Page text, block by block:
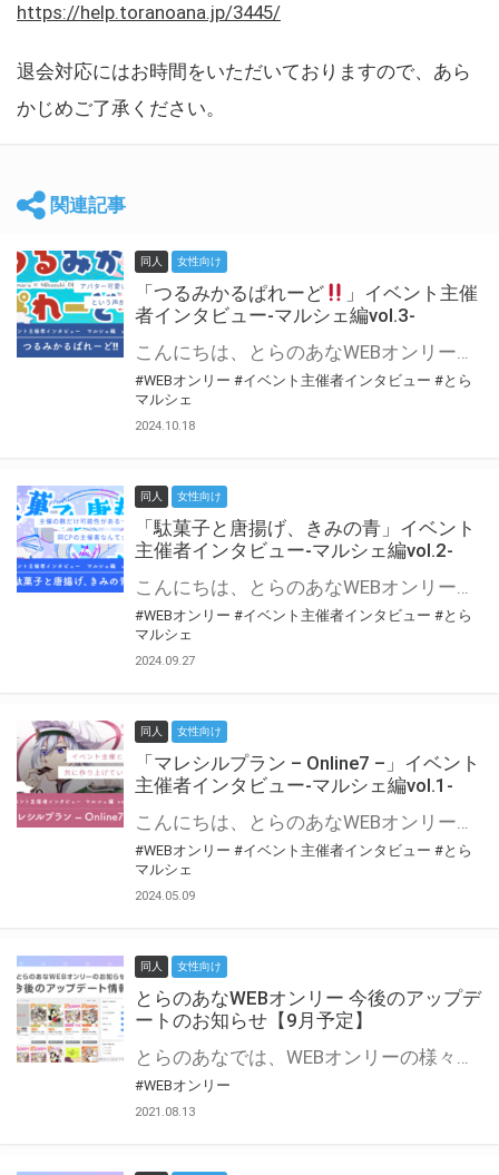
https://help.toranoana.jp/3445/
退会対応にはお時間をいただいておりますので、あら
かじめご了承ください。
関連記事
同人 女性向け
「つるみかるぱれーど
」イベント主催
者インタビュー-マルシェ編vol.3-
こんにちは、とらのあなWEBオンリー運営スタッフです。 新たにお届けする、イベント主催者インタビュー-マルシェ編-は、 とらのあなWEBオンリー「マルシェ」をご利用した主催様に 「マルシェ」を使って開催した感想や心がけをお聞きする企画です。 今回は、WEBオンリー初開催「つるみかるぱれーど
#WEBオンリー #イベント主催者インタビュー #とら
マルシェ
2024.10.18
同人 女性向け
「駄菓子と唐揚げ、きみの青」イベント
主催者インタビュー-マルシェ編vol.2-
こんにちは、とらのあなWEBオンリー運営スタッフです。 新たにお届けする、イベント主催者インタビュー-マルシェ編-は、 とらのあなWEBオンリー「マルシェ」をご利用の主催様に 「マルシェ」を使ってイベントを開催した感想や心がけをお聞きする企画です。 今回は、WEBオンリー初開催「駄菓子と唐揚げ、きみの青」より、 主催のぎこ六屋様にお話を伺いました。 協力：ぎこ六屋様／イベント公式Twitter（@krkgwks） とらのあなWEBオンリー「マルシェ」とは？ WEBオンリーでリアルタイムでコミュニケーションがとれるオンライン会場です。
#WEBオンリー #イベント主催者インタビュー #とら
マルシェ
2024.09.27
同人 女性向け
「マレシルプラン – Online7 –」イベント
主催者インタビュー-マルシェ編vol.1-
こんにちは、とらのあなWEBオンリー運営スタッフです。 新たにお届けする、イベント主催者インタビュー-マルシェ編-は、 とらのあなWEBオンリー「マルシェ」をご利用した主催様に 「マルシェ」を使って開催した感想や心がけをお聞きする企画です。 今回は、WEBオンリー開催7回目迎えた「マレシルプラン – Online7 –」より、 主催の玉川うた様にお話を伺いました。 ▼マレシルプランのインタビュー前回記事 「イベント主催者インタビュー vol.6」はこちら 協力：玉川うた様（マレシルプラン実行委員会 代表）／イベント公式Twitter（@mallesil_plan） とらのあなWEBオンリー「マルシェ」とは？ WEBオンリーでリアルタイムでコミュニケーションがとれるオンライン会場です。
#WEBオンリー #イベント主催者インタビュー #とら
マルシェ
2024.05.09
同人 女性向け
とらのあなWEBオンリー 今後のアップデ
ートのお知らせ【9月予定】
とらのあなでは、WEBオンリーの様々な支援を実施しています。 今回は2021年9月に実装を予定しているアップデート情報についてご紹介いたします。 とらのあなWEBオンリーサイトはこちら
#WEBオンリー
2021.08.13